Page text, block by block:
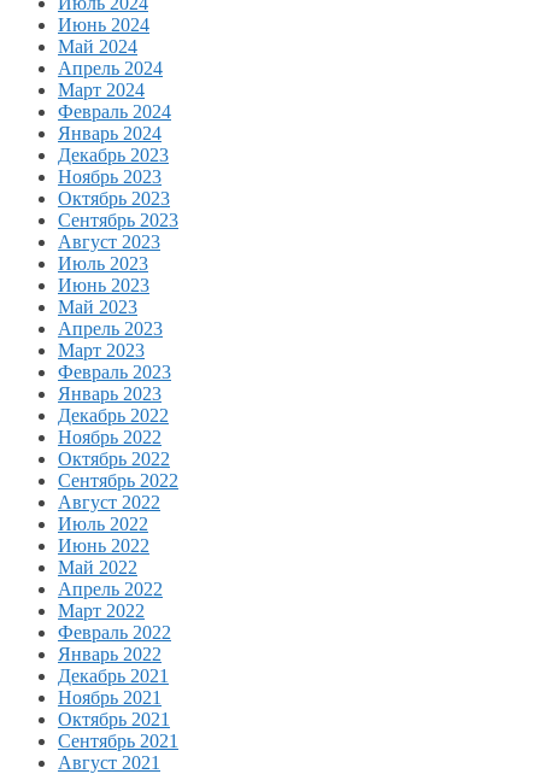
Июнь 2024
Май 2024
Апрель 2024
Март 2024
Февраль 2024
Январь 2024
Декабрь 2023
Ноябрь 2023
Октябрь 2023
Сентябрь 2023
Август 2023
Июль 2023
Июнь 2023
Май 2023
Апрель 2023
Март 2023
Февраль 2023
Январь 2023
Декабрь 2022
Ноябрь 2022
Октябрь 2022
Сентябрь 2022
Август 2022
Июль 2022
Июнь 2022
Май 2022
Апрель 2022
Март 2022
Февраль 2022
Январь 2022
Декабрь 2021
Ноябрь 2021
Октябрь 2021
Сентябрь 2021
Август 2021